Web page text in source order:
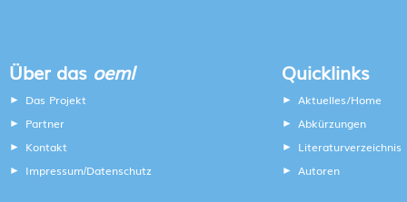
Über das oeml
Das Projekt
Partner
Kontakt
Impressum/Datenschutz
Quicklinks
Aktuelles/Home
Abkürzungen
Literaturverzeichnis
Autoren